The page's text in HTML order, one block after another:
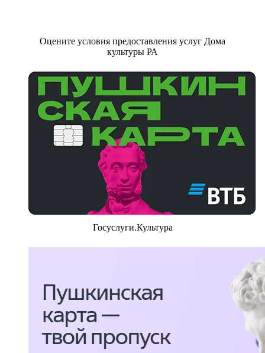
Оцените условия предоставления услуг Дома
культуры РА
Госуслуги.Культура